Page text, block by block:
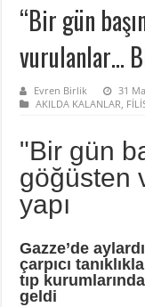
“Bir gün
vurulanlar…
Evren Birlik
31
AKILDA KALANLAR,
"Bir gün
göğüsten
yapı
Gazze’de
çarpıcı
tıp
geldi